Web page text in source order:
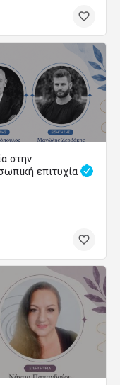
στην
επιτυχία